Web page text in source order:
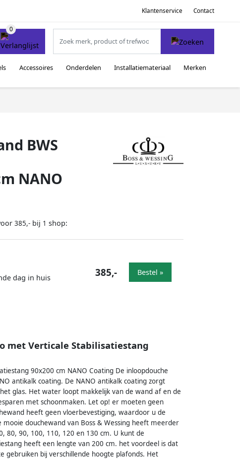
Klantenservice Contact
Accessoires Onderdelen Installatiemateriaal Merken
BWS
NANO
385,- bij 1 shop:
dag in huis
385,- Bestel »
met Verticale Stabilisatiestang
90x200 cm NANO Coating De inloopdouche
antikalk coating. De NANO antikalk coating zorgt
glas. Het water loopt makkelijk van de wand af en de
met schoonmaken. Let op! er moeten geen
heeft geen vloerbevestiging, waardoor u de
douchewand van Boss & Wessing heeft meerder
80, 90, 100, 110, 120 en 130 cm. U kunt de
heeft een lengte van 200 cm. het voordeel is dat
gebruiken bij verschillende hoogte plafonds. Het